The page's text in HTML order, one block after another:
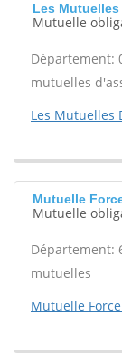
Les Mutuelles
Mutuelle
Département:
mutuelles
Les Mutuelles
Mutuelle
Mutuelle
Département:
mutuelles
Mutuelle